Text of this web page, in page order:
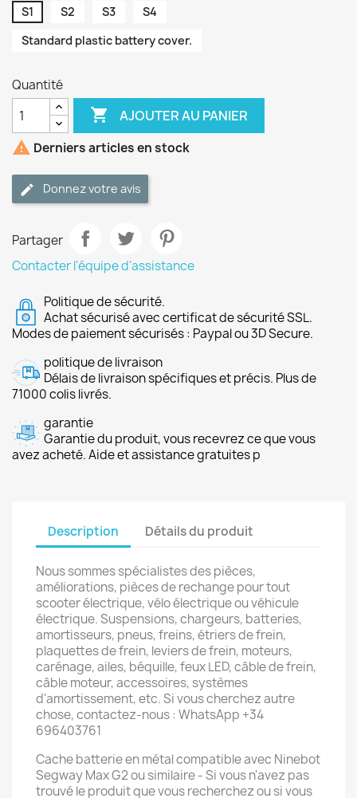
S1 S2 S3
S4
Standard plastic battery cover.
Quantité
 AJOUTER AU PANIER
 Derniers articles en stock
Donnez votre avis
Partager
Contacter l'équipe d'assistance
Politique de sécurité.
Achat sécurisé avec certificat de sécurité SSL.
Modes de paiement sécurisés : Paypal ou 3D Secure.
politique de livraison
Délais de livraison spécifiques et précis. Plus de
71000 colis livrés.
garantie
Garantie du produit, vous recevrez ce que vous
avez acheté. Aide et assistance gratuites p
Description Détails du produit
Nous sommes spécialistes des pièces,
améliorations, pièces de rechange pour tout
scooter électrique, vélo électrique ou véhicule
électrique. Suspensions, chargeurs, batteries,
amortisseurs, pneus, freins, étriers de frein,
plaquettes de frein, leviers de frein, moteurs,
carénage, ailes, béquille, feux LED, câble de frein,
câble moteur, accessoires, systèmes
d'amortissement, etc. Si vous cherchez autre
chose, contactez-nous : WhatsApp +34
696403761
Cache batterie en métal compatible avec Ninebot
Segway Max G2 ou similaire - Si vous n'avez pas
trouvé le produit que vous recherchez ou si vous